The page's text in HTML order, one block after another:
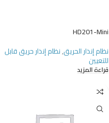
HD201-Mini
نظام إنذار الحريق,نظام إنذار حريق قابل
للتعيين
قراءة المزيد